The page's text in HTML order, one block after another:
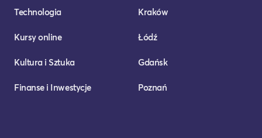
Technologia
Kursy online
Kultura i Sztuka
Finanse i Inwestycje
Kraków
Łódź
Gdańsk
Poznań